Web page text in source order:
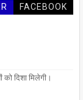
FACEBOOK
दिशा मिलेगी।